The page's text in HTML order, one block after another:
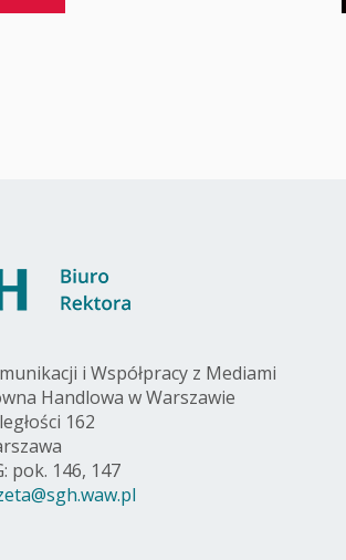
i Współpracy z Mediami
Handlowa w Warszawie
162
pok. 146, 147